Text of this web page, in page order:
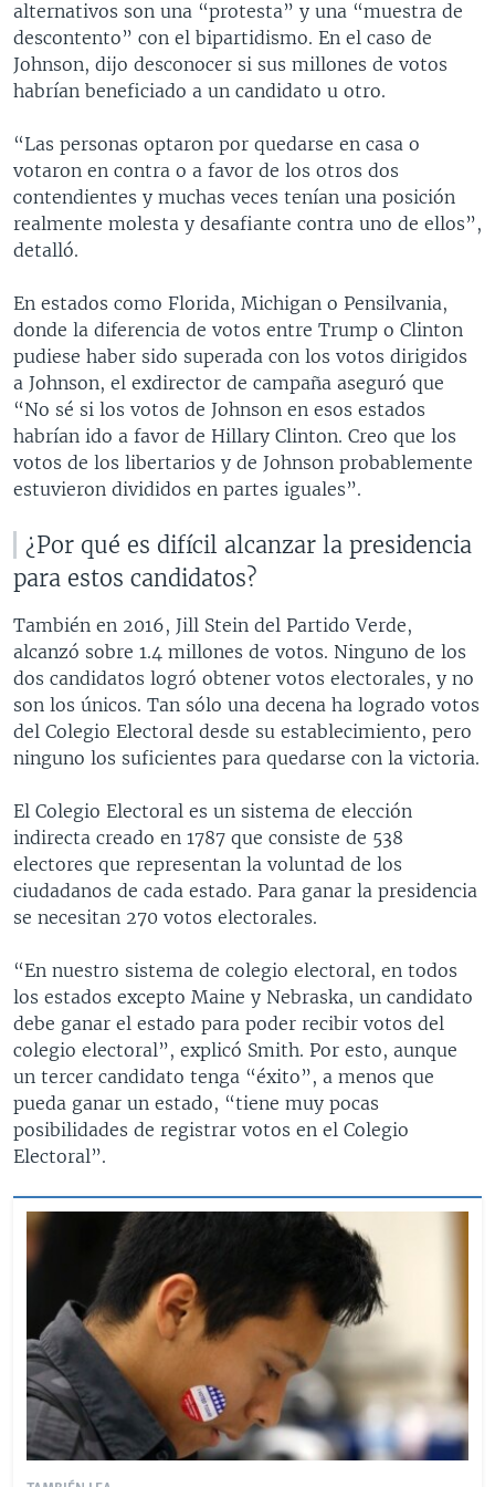
i
o
u
s
l
i
d
e
s
l
d
alternativos son una “protesta” y una “muestra de
descontento” con el bipartidismo. En el caso de
Johnson, dijo desconocer si sus millones de votos
habrían beneficiado a un candidato u otro.
“Las personas optaron por quedarse en casa o
votaron en contra o a favor de los otros dos
contendientes y muchas veces tenían una posición
realmente molesta y desafiante contra uno de ellos”,
detalló.
En estados como Florida, Michigan o Pensilvania,
donde la diferencia de votos entre Trump o Clinton
pudiese haber sido superada con los votos dirigidos
a Johnson, el exdirector de campaña aseguró que
“No sé si los votos de Johnson en esos estados
habrían ido a favor de Hillary Clinton. Creo que los
votos de los libertarios y de Johnson probablemente
estuvieron divididos en partes iguales”.
¿Por qué es difícil alcanzar la presidencia
para estos candidatos?
También en 2016, Jill Stein del Partido Verde,
alcanzó sobre 1.4 millones de votos. Ninguno de los
dos candidatos logró obtener votos electorales, y no
son los únicos. Tan sólo una decena ha logrado votos
del Colegio Electoral desde su establecimiento, pero
ninguno los suficientes para quedarse con la victoria.
El Colegio Electoral es un sistema de elección
indirecta creado en 1787 que consiste de 538
electores que representan la voluntad de los
ciudadanos de cada estado. Para ganar la presidencia
se necesitan 270 votos electorales.
“En nuestro sistema de colegio electoral, en todos
los estados excepto Maine y Nebraska, un candidato
debe ganar el estado para poder recibir votos del
colegio electoral”, explicó Smith. Por esto, aunque
un tercer candidato tenga “éxito”, a menos que
pueda ganar un estado, “tiene muy pocas
posibilidades de registrar votos en el Colegio
Electoral”.